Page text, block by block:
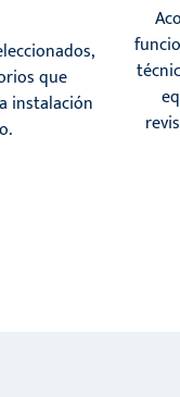
que
instalación